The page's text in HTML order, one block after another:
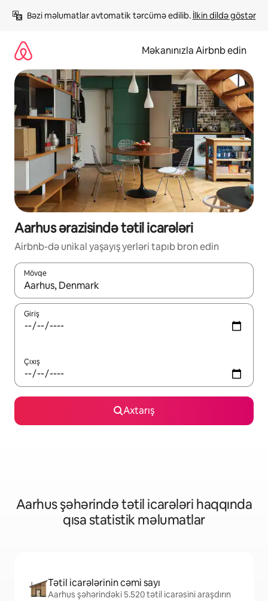
keç
Bəzi məlumatlar avtomatik tərcümə edilib. İlkin dildə göstər
Məkanınızla Airbnb edin
Aarhus ərazisində tətil icarələri
Airbnb-də unikal yaşayış yerləri tapıb bron edin
Mövqe
Nəticələr varsa, yuxarı və aşağı ox düymələri ilə naviqasiya
Giriş
Çıxış
Axtarış
Aarhus şəhərində tətil icarələri haqqında
qısa statistik məlumatlar
Tətil icarələrinin cəmi sayı
Aarhus şəhərindəki 5.520 tətil icarəsini araşdırın